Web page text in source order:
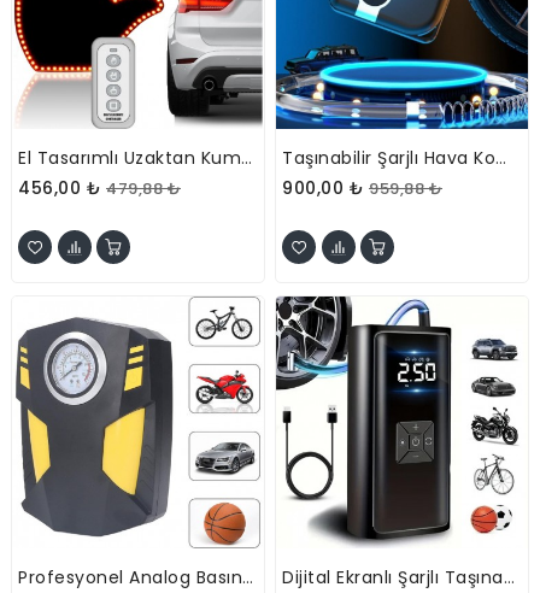
El Tasarımlı Uzaktan Kumandalı 3 Hareket Modlu Araç İçi LED
456,00 ₺ 479,88 ₺
Taşınabilir Şarjlı Hava Kompresörü
900,00 ₺ 959,88 ₺
Profesyonel Analog Basınç Göstergeli Hava Kompresörü
Dijital Ekranlı Şarjlı Taşınabilir Araç Hava Kompresörü